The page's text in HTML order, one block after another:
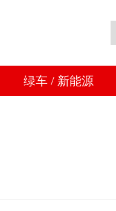
绿车 / 新能源